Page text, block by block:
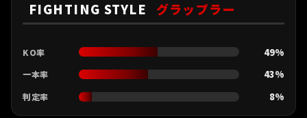
FIGHTING STYLE グラップラー
KO率 49%
一本率 43%
判定率 8%